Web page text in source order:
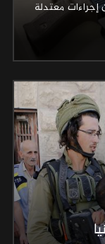
إجراءات معتدلة